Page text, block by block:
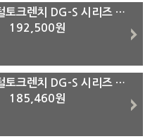
[블루텍/]디지털토크렌치 DG-S 시리즈 DG-S434
192,500원
[블루텍/]디지털토크렌치 DG-S 시리즈 DG-S420
185,460원